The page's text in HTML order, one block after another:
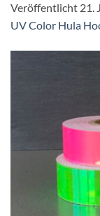
Veröffentlicht 21.
UV Color Hula